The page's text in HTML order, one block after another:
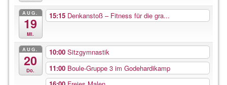
AUG.
19
Mi.
15:15 Denkanstoß – Fitness für die gra...
AUG.
20
Do.
10:00 Sitzgymnastik
11:00 Boule-Gruppe 3 im Godehardikamp